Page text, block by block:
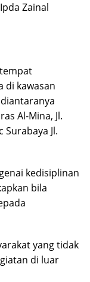
Zainal
di kawasan
Al-Mina, Jl.
Jl.
kedisiplinan
bila
yang tidak
di luar